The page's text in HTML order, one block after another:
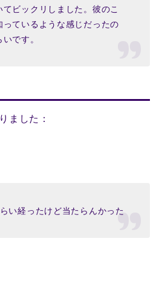
ビックリしました。彼のこ
っているような感じだったの
です。
ました：
い経ったけど当たらんかった